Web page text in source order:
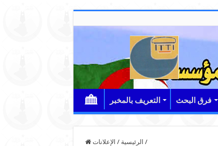
التعريف بالمخبر فرق البحث
الرئيسية / الإعلانات /